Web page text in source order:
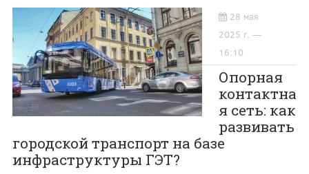
28 мая
2025 г. —
16:10
Опорная
контактна
я сеть: как
развивать
городской транспорт на базе
инфраструктуры ГЭТ?